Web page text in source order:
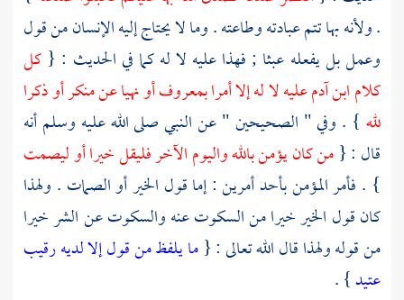
. ولأنه بها تتم عبادته وطاعته . وما لا يحتاج إليه الإنسان من قول
وعمل بل يفعله عبثا ; فهذا عليه لا له كما في الحديث : { كل
كلام ابن آدم عليه لا له إلا أمرا بمعروف أو نهيا عن منكر أو ذكرا
لله } . وفي " الصحيحين " عن النبي صلى الله عليه وسلم أنه
قال : {من كان يؤمن بالله واليوم الآخر فليقل خيرا أو ليصمت
} . فأمر المؤمن بأحد أمرين : إما قول الخير أو الصمات . ولهذا
كان قول الخير خيرا من السكوت عنه والسكوت عن الشر خيرا
من قوله ولهذا قال الله تعالى : {ما يلفظ من قول إلا لديه رقيب
عتيد} .